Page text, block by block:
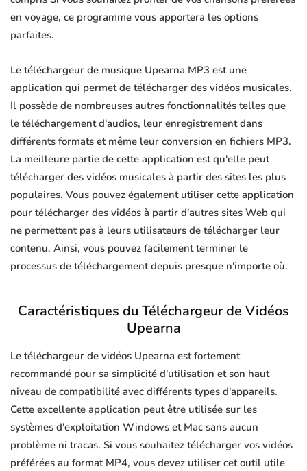
en voyage, ce programme vous apportera les options
parfaites.
Le téléchargeur de musique Upearna MP3 est une
application qui permet de télécharger des vidéos musicales.
Il possède de nombreuses autres fonctionnalités telles que
le téléchargement d'audios, leur enregistrement dans
différents formats et même leur conversion en fichiers MP3.
La meilleure partie de cette application est qu'elle peut
télécharger des vidéos musicales à partir des sites les plus
populaires. Vous pouvez également utiliser cette application
pour télécharger des vidéos à partir d'autres sites Web qui
ne permettent pas à leurs utilisateurs de télécharger leur
contenu. Ainsi, vous pouvez facilement terminer le
processus de téléchargement depuis presque n'importe où.
Caractéristiques du Téléchargeur de Vidéos
Upearna
Le téléchargeur de vidéos Upearna est fortement
recommandé pour sa simplicité d'utilisation et son haut
niveau de compatibilité avec différents types d'appareils.
Cette excellente application peut être utilisée sur les
systèmes d'exploitation Windows et Mac sans aucun
problème ni tracas. Si vous souhaitez télécharger vos vidéos
préférées au format MP4, vous devez utiliser cet outil utile